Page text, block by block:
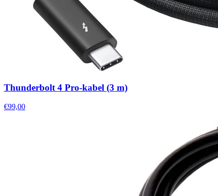
Thunderbolt 4 Pro-kabel (3 m)
€99,00